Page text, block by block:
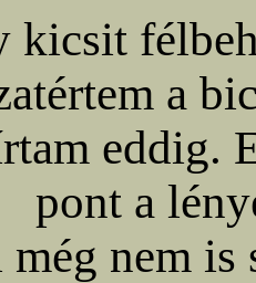
kicsit
a
eddig.
pont a
nem